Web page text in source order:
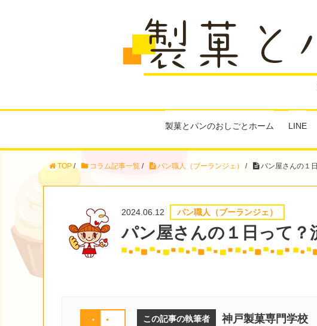
製菓とパンのおしごとホーム LINE
TOP / コラム記事一覧 / パン職人（ブーランジェ） / パン屋さんの１
2024.06.12 パン職人（ブーランジェ）
パン屋さんの１日って？
この記事の執筆者 神戸製菓専門学校